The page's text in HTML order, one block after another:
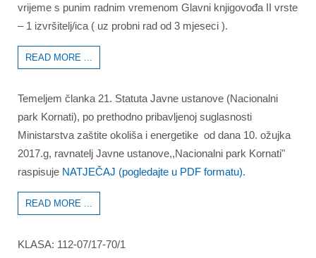
vrijeme s punim radnim vremenom Glavni knjigovođa II vrste
– 1 izvršitelj/ica ( uz probni rad od 3 mjeseci ).
READ MORE ...
Temeljem članka 21. Statuta Javne ustanove (Nacionalni
park Kornati), po prethodno pribavljenoj suglasnosti
Ministarstva zaštite okoliša i energetike od dana 10. ožujka
2017.g, ravnatelj Javne ustanove,,Nacionalni park Kornati"
raspisuje NATJEČAJ (pogledajte u PDF formatu).
READ MORE ...
KLASA: 112-07/17-70/1